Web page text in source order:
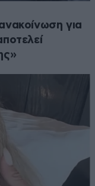
για